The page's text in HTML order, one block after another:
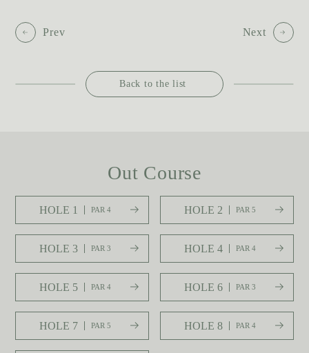
Prev Next
Back to the list
Out Course
HOLE 1 PAR 4 HOLE 2 PAR 5
HOLE 3 PAR 3 HOLE 4 PAR 4
HOLE 5 PAR 4 HOLE 6 PAR 3
HOLE 7 PAR 5 HOLE 8 PAR 4